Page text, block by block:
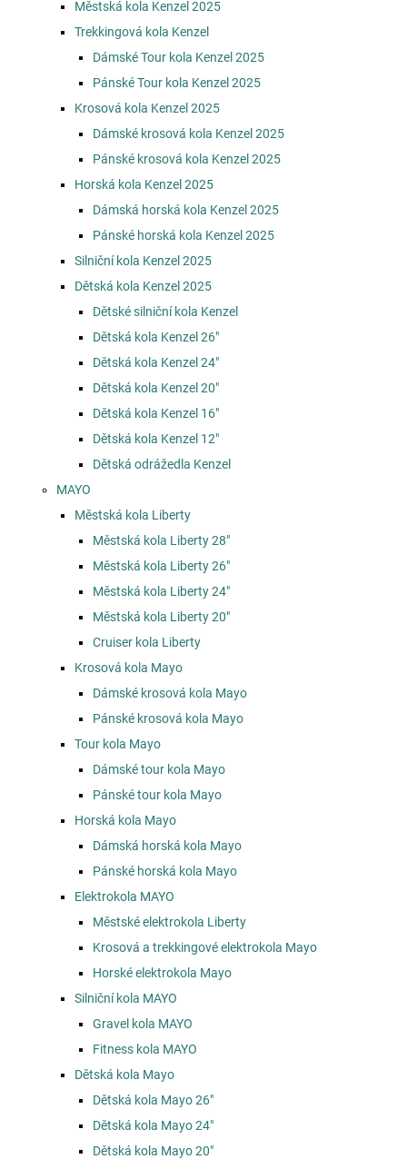
Městská kola Kenzel 2025
Trekkingová kola Kenzel
Dámské Tour kola Kenzel 2025
Pánské Tour kola Kenzel 2025
Krosová kola Kenzel 2025
Dámské krosová kola Kenzel 2025
Pánské krosová kola Kenzel 2025
Horská kola Kenzel 2025
Dámská horská kola Kenzel 2025
Pánské horská kola Kenzel 2025
Silniční kola Kenzel 2025
Dětská kola Kenzel 2025
Dětské silniční kola Kenzel
Dětská kola Kenzel 26"
Dětská kola Kenzel 24"
Dětská kola Kenzel 20"
Dětská kola Kenzel 16"
Dětská kola Kenzel 12"
Dětská odrážedla Kenzel
MAYO
Městská kola Liberty
Městská kola Liberty 28"
Městská kola Liberty 26"
Městská kola Liberty 24"
Městská kola Liberty 20"
Cruiser kola Liberty
Krosová kola Mayo
Dámské krosová kola Mayo
Pánské krosová kola Mayo
Tour kola Mayo
Dámské tour kola Mayo
Pánské tour kola Mayo
Horská kola Mayo
Dámská horská kola Mayo
Pánské horská kola Mayo
Elektrokola MAYO
Městské elektrokola Liberty
Krosová a trekkingové elektrokola Mayo
Horské elektrokola Mayo
Silniční kola MAYO
Gravel kola MAYO
Fitness kola MAYO
Dětská kola Mayo
Dětská kola Mayo 26"
Dětská kola Mayo 24"
Dětská kola Mayo 20"